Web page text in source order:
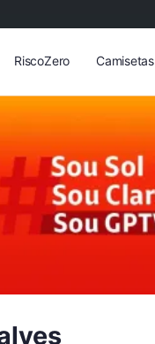
RiscoZero Camisetas